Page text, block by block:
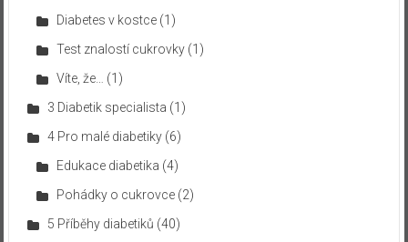
Diabetes v kostce(1)
Test znalostí cukrovky(1)
Víte, že…
(1)
3 Diabetik specialista (1)
4 Pro malé diabetiky(6)
Edukace diabetika (4)
Pohádky o cukrovce(2)
5 Příběhy diabetiků (40)